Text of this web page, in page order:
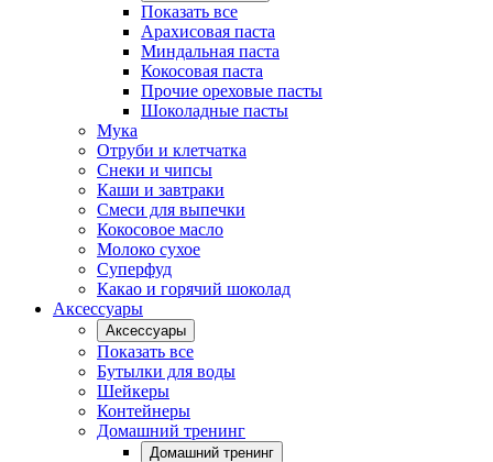
Показать все
Арахисовая паста
Миндальная паста
Кокосовая паста
Прочие ореховые пасты
Шоколадные пасты
Мука
Отруби и клетчатка
Снеки и чипсы
Каши и завтраки
Смеси для выпечки
Кокосовое масло
Молоко сухое
Суперфуд
Какао и горячий шоколад
Аксессуары
Аксессуары
Показать все
Бутылки для воды
Шейкеры
Контейнеры
Домашний тренинг
Домашний тренинг